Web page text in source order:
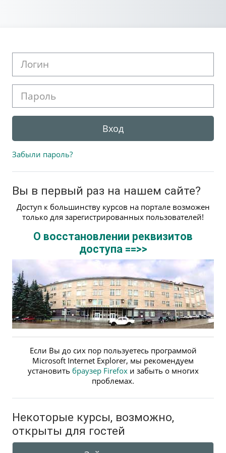
Вход
Забыли пароль?
Вы в первый раз на нашем сайте?
Доступ к большинству курсов на портале возможен
только для зарегистрированных пользователей!
О восстановлении реквизитов
доступа ==>>
Если Вы до сих пор пользуетесь программой
Microsoft Internet Explorer, мы рекомендуем
установить браузер Firefoxи забыть о многих
проблемах.
Некоторые курсы, возможно,
открыты для гостей